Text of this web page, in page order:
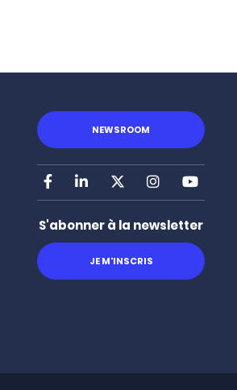
NEWSROOM
Facebook
LinkedIn Instagram
S'abonner à la newsletter
JE M'INSCRIS